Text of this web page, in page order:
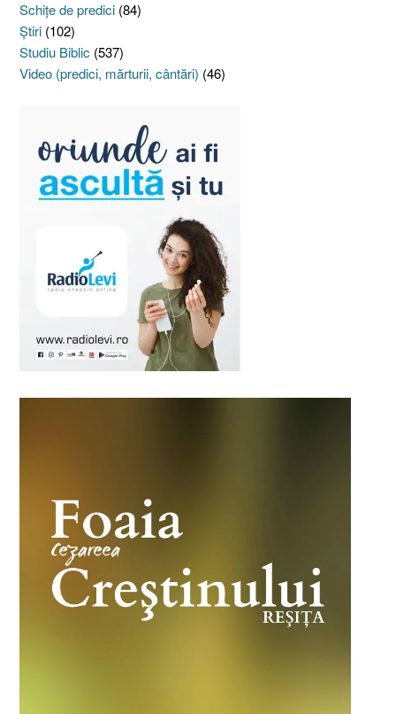
Schiţe de predici (84)
Ştiri (102)
Studiu Biblic (537)
Video (predici, mărturii, cântări) (46)